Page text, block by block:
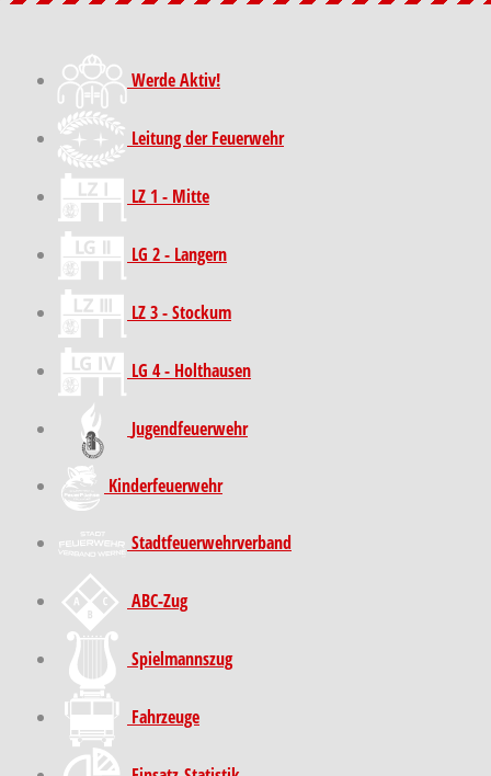
Werde Aktiv!
Leitung der Feuerwehr
LZ 1 - Mitte
LG 2 - Langern
LZ 3 - Stockum
LG 4 - Holthausen
Jugendfeuerwehr
Kinder­feuer­wehr
Stadt­feuer­wehr­verband
ABC-Zug
Spielmannszug
Fahrzeuge